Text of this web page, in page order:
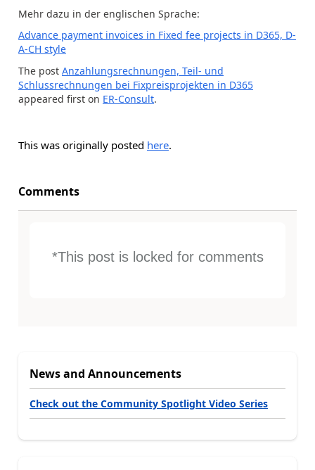
Mehr dazu in der englischen Sprache:
Advance payment invoices in Fixed fee projects in D365, D-
A-CH style
The post Anzahlungsrechnungen, Teil- und
Schlussrechnungen bei Fixpreisprojekten in D365
appeared first on ER-Consult.
This was originally posted here.
Comments
*This post is locked for comments
News and Announcements
Check out the Community Spotlight Video Series